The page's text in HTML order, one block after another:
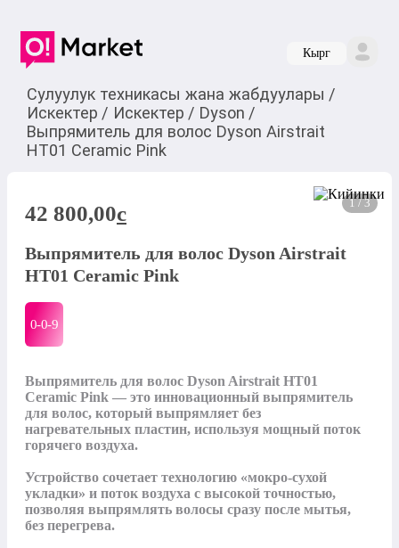
Кырг
Сулуулук техникасы жана жабдуулары /
Искектер / Искектер / Dyson /
Выпрямитель для волос Dyson Airstrait
HT01 Ceramic Pink
1 / 3
42 800,00c
Выпрямитель для волос Dyson Airstrait
HT01 Ceramic Pink
0-0-9
Выпрямитель для волос Dyson Airstrait HT01
Ceramic Pink — это инновационный выпрямитель
для волос, который выпрямляет без
нагревательных пластин, используя мощный поток
горячего воздуха.
Устройство сочетает технологию «мокро-сухой
укладки» и поток воздуха с высокой точностью,
позволяя выпрямлять волосы сразу после мытья,
без перегрева.